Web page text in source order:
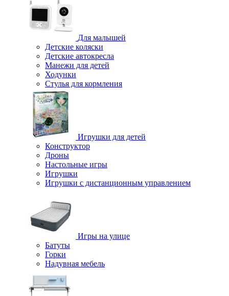
Для малышей
Детские коляски
Детские автокресла
Манежи для детей
Ходунки
Стулья для кормления
Игрушки для детей
Конструктор
Дроны
Настольные игры
Игрушки
Игрушки c дистанционным управлением
Игры на улице
Батуты
Горки
Надувная мебель